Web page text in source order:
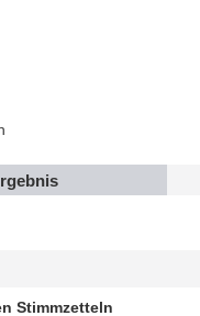
Stimmzetteln